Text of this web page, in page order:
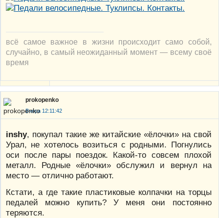
всё самое важное в жизни происходит само собой,
случайно, в самый неожиданный момент — всему своё
время
prokopenko
Вчера 12:11:42
inshy, покупал такие же китайские «ёлочки» на свой
Урал, не хотелось возиться с родными. Погнулись
оси после пары поездок. Какой-то совсем плохой
металл. Родные «ёлочки» обслужил и вернул на
место — отлично работают.
Кстати, а где такие пластиковые колпачки на торцы
педалей можно купить? У меня они постоянно
теряются.